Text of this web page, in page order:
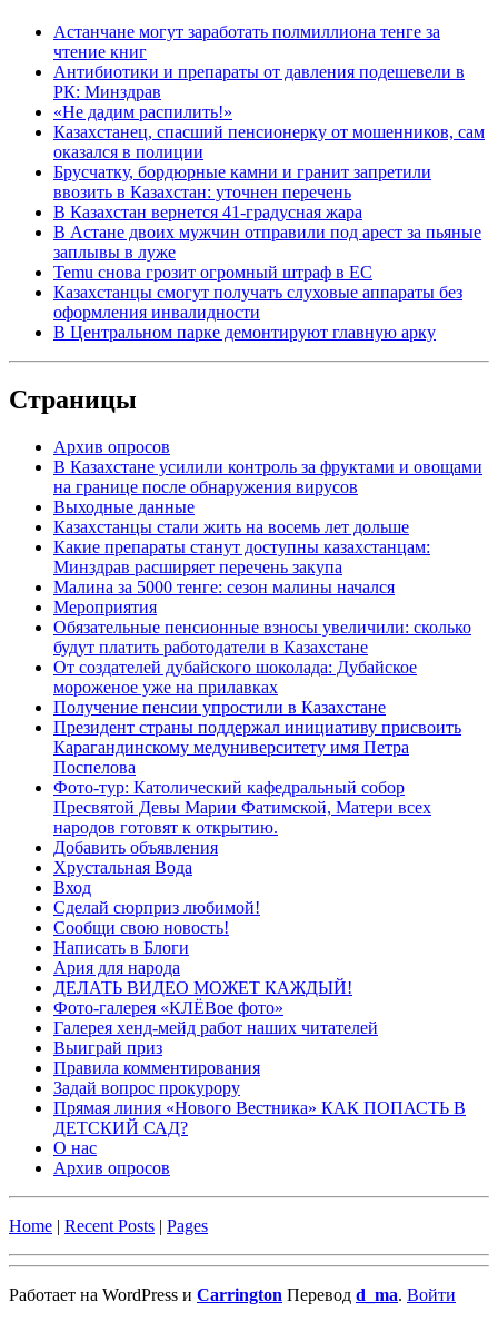
Астанчане могут заработать полмиллиона тенге за
чтение книг
Антибиотики и препараты от давления подешевели в
РК: Минздрав
«Не дадим распилить!»
Казахстанец, спасший пенсионерку от мошенников, сам
оказался в полиции
Брусчатку, бордюрные камни и гранит запретили
ввозить в Казахстан: уточнен перечень
В Казахстан вернется 41-градусная жара
В Астане двоих мужчин отправили под арест за пьяные
заплывы в луже
Temu снова грозит огромный штраф в ЕС
Казахстанцы смогут получать слуховые аппараты без
оформления инвалидности
В Центральном парке демонтируют главную арку
Страницы
Архив опросов
В Казахстане усилили контроль за фруктами и овощами
на границе после обнаружения вирусов
Выходные данные
Казахстанцы стали жить на восемь лет дольше
Какие препараты станут доступны казахстанцам:
Минздрав расширяет перечень закупа
Малина за 5000 тенге: сезон малины начался
Мероприятия
Обязательные пенсионные взносы увеличили: сколько
будут платить работодатели в Казахстане
От создателей дубайского шоколада: Дубайское
мороженое уже на прилавках
Получение пенсии упростили в Казахстане
Президент страны поддержал инициативу присвоить
Карагандинскому медуниверситету имя Петра
Поспелова
Фото-тур: Католический кафедральный собор
Пресвятой Девы Марии Фатимской, Матери всех
народов готовят к открытию.
Добавить объявления
Хрустальная Вода
Вход
Сделай сюрприз любимой!
Сообщи свою новость!
Написать в Блоги
Ария для народа
ДЕЛАТЬ ВИДЕО МОЖЕТ КАЖДЫЙ!
Фото-галерея «КЛЁВое фото»
Галерея хенд-мейд работ наших читателей
Выиграй приз
Правила комментирования
Задай вопрос прокурору
Прямая линия «Нового Вестника» КАК ПОПАСТЬ В
ДЕТСКИЙ САД?
О нас
Архив опросов
Home | Recent Posts | Pages
Работает на WordPress и Carrington Перевод d_ma. Войти